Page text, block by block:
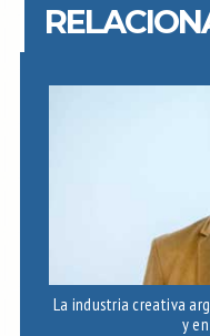
La industria creativa
y